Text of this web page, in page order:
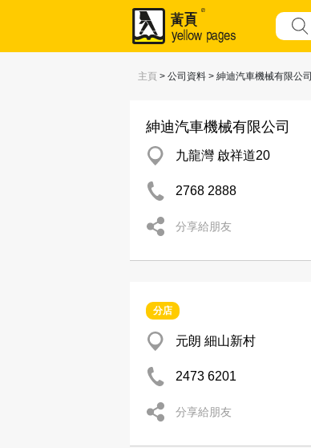
主頁 > 公司資料 > 紳迪汽車機械有限公司
紳迪汽車機械有限公司
九龍灣 啟祥道20
2768 2888
分享給朋友
分店
元朗 細山新村
2473 6201
分享給朋友